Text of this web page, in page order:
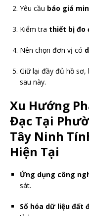
Yêu cầu báo giá
Kiểm tra thiết bị đo
Nên chọn đơn vị có
Giữ lại đầy đủ hồ
sau này.
Xu Hướng
Đạc Tại
Tây Ninh
Hiện Tại
Ứng dụng công
sát.
Số hóa dữ liệu đất